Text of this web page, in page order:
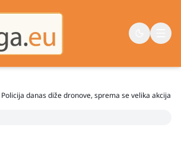
Policija danas diže dronove, sprema se velika akcija.